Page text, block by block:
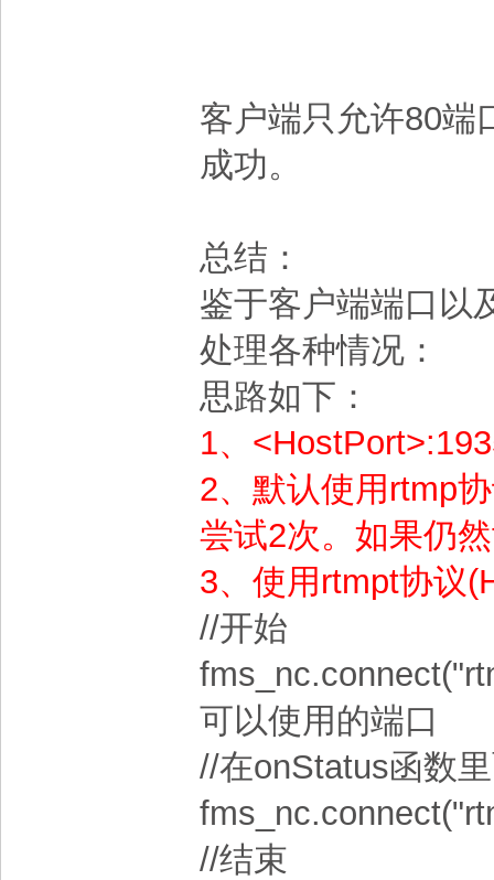
客户端只允许80端
成功。
总结：
鉴于客户端端口以
处理各种情况：
思路如下：
1、
2、默认使用rtmp
尝试2次。如果仍
3、使用rtmpt协议
//开始
可以使用的端口
//在onStatus函数
//结束